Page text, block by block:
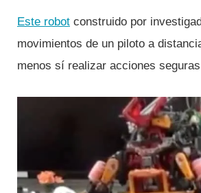
Este robot construido por
movimientos de un piloto a
menos sí­ realizar acciones